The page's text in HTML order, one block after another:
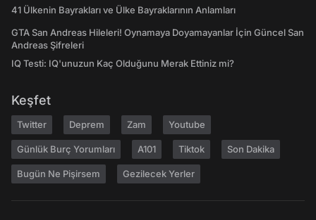
41 Ülkenin Bayrakları ve Ülke Bayraklarının Anlamları
GTA San Andreas Hileleri! Oynamaya Doyamayanlar İçin Güncel San
Andreas Şifreleri
IQ Testi: IQ'unuzun Kaç Olduğunu Merak Ettiniz mi?
Keşfet
Twitter Deprem Zam Youtube
Günlük Burç Yorumları A101 Tiktok Son Dakika
Bugün Ne Pişirsem Gezilecek Yerler